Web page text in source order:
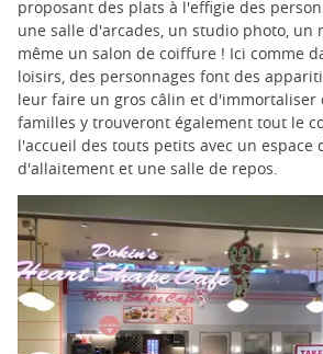
proposant des plats à l'effigie des
une salle d'arcades, un studio photo, un
même un salon de coiffure ! Ici comme
loisirs, des personnages font des
leur faire un gros câlin et d'immortaliser
familles y trouveront également tout le
l'accueil des touts petits avec un espace
d'allaitement et une salle de repos.